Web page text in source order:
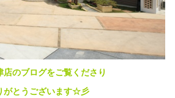
・見学予約
店のブログをご覧くださり
がとうございます☆彡